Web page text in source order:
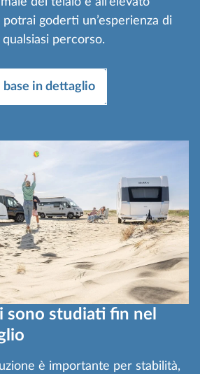
goderti un’esperienza di
percorso.
base in dettaglio
sono studiati fin nel
è importante per stabilità,